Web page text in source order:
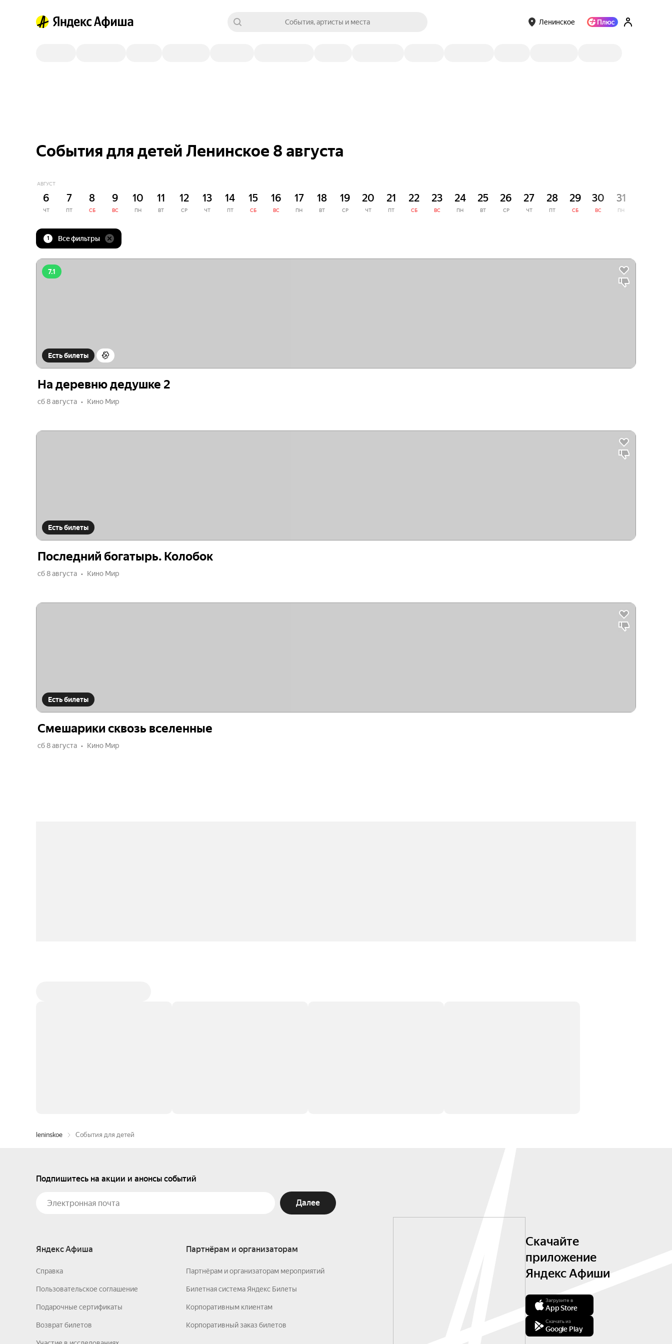
События, артисты и места Ленинское
События для детей Ленинское 8 августа
АВГУСТ
6
ЧТ
7
ПТ
8
СБ
9
ВС
10
ПН
11
ВТ
12
СР
13
ЧТ
14
ПТ
15
СБ
16
ВС
17
ПН
18
ВТ
19
СР
20
ЧТ
21
ПТ
22
СБ
23
ВС
24
ПН
25
ВТ
26
СР
27
ЧТ
28
ПТ
29
СБ
30
ВС
31
ПН
1 Все фильтры
7.1
Есть билеты
На деревню дедушке 2
сб 8 августа Кино Мир
Есть билеты
Последний богатырь. Колобок
сб 8 августа Кино Мир
Есть билеты
Смешарики сквозь вселенные
сб 8 августа Кино Мир
leninskoe События для детей
Подпишитесь на акции и анонсы событий
Далее
Яндекс Афиша
Справка
Пользовательское соглашение
Подарочные сертификаты
Возврат билетов
Партнёрам и организаторам
Партнёрам и организаторам мероприятий
Билетная система Яндекс Билеты
Корпоративным клиентам
Корпоративный заказ билетов
Скачайте
приложение
Яндекс Афиши
Загрузите в
App Store
Скачать из
Google Play